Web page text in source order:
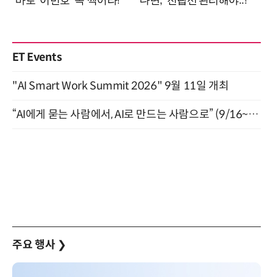
ET Events
"AI Smart Work Summit 2026" 9월 11일 개최
“AI에게 묻는 사람에서, AI로 만드는 사람으로” (9/16~17)
주요 행사 ❯